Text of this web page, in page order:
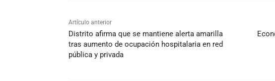
Artículo anterior
Distrito afirma que se mantiene alerta amarilla
tras aumento de ocupación hospitalaria en red
pública y privada